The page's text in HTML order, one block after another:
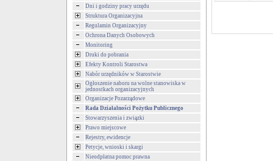
Dni i godziny pracy urzędu
Struktura Organizacyjna
Regulamin Organizacyjny
Ochrona Danych Osobowych
Monitoring
Druki do pobrania
Efekty Kontroli Starostwa
Nabór urzędników w Starostwie
Ogłoszenie naboru na wolne stanowiska w
jednostkach organizacyjnych
Organizacje Pozarządowe
Rada Działalności Pożytku Publicznego
Stowarzyszenia i związki
Prawo miejscowe
Rejestry, ewidencje
Petycje, wnioski i skargi
Nieodpłatna pomoc prawna